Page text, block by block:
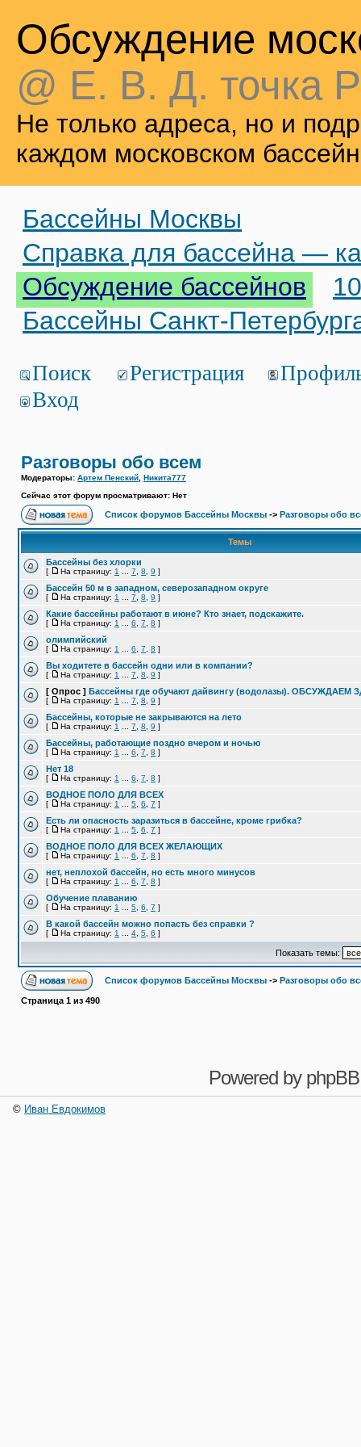
Обсуждение
@ Е. В. Д. точка
Не только адреса, но и
каждом московском
Бассейны Москвы
Справка для бассейна —
Обсуждение бассейнов
Бассейны Санкт-
Поиск Регистрация
Вход
Разговоры обо всем
Модераторы: Артем Пенский Никита777
Сейчас этот форум просматривают: Нет
Список форумов Бассейны Москвы -> Разговоры обо
Темы
Бассейны без хлорки
[ На страницу: 1 7 8 9 ]
Бассейн 50 м в западном, северозападном округе
[ На страницу: 1 7 8 9 ]
Какие бассейны работают в июне? Кто знает, подскажите.
[ На страницу: 1 6 7 8 ]
олимпийский
[ На страницу: 1 6 7 8 ]
Вы ходитете в бассейн одни или в компании?
[ На страницу: 1 7 8 9 ]
[ Опрос ] Бассейны где обучают дайвингу (водолазы). ОБСУЖДАЕМ
[ На страницу: 1 7 8 9 ]
Бассейны, которые не закрываются на лето
[ На страницу: 1 7 8 9 ]
Бассейны, работающие поздно вчером и ночью
[ На страницу: 1 6 7 8 ]
Нет 18
[ На страницу: 1 6 7 8 ]
ВОДНОЕ ПОЛО ДЛЯ ВСЕХ
[ На страницу: 1 5 6 7 ]
Есть ли опасность заразиться в бассейне, кроме грибка?
[ На страницу: 1 5 6 7 ]
ВОДНОЕ ПОЛО ДЛЯ ВСЕХ ЖЕЛАЮЩИХ
[ На страницу: 1 6 7 8 ]
нет, неплохой бассейн, но есть много минусов
[ На страницу: 1 6 7 8 ]
Обучение плаванию
[ На страницу: 1 5 6 7 ]
В какой бассейн можно попасть без справки ?
[ На страницу: 1 4 5 6 ]
Показать темы:
Список форумов Бассейны Москвы -> Разговоры обо
Страница 1 из 490
Powered by phpBB
© Иван Евдокимов